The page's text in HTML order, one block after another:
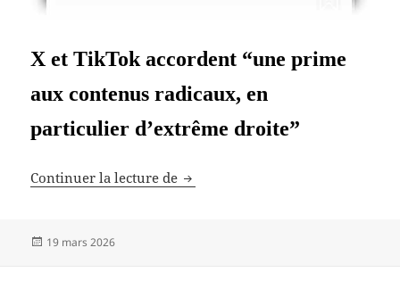
X et TikTok accordent “une prime
aux contenus radicaux, en
particulier d’extrême droite”
Continuer la lecture de Municipales 2026
Publié
19 mars 2026